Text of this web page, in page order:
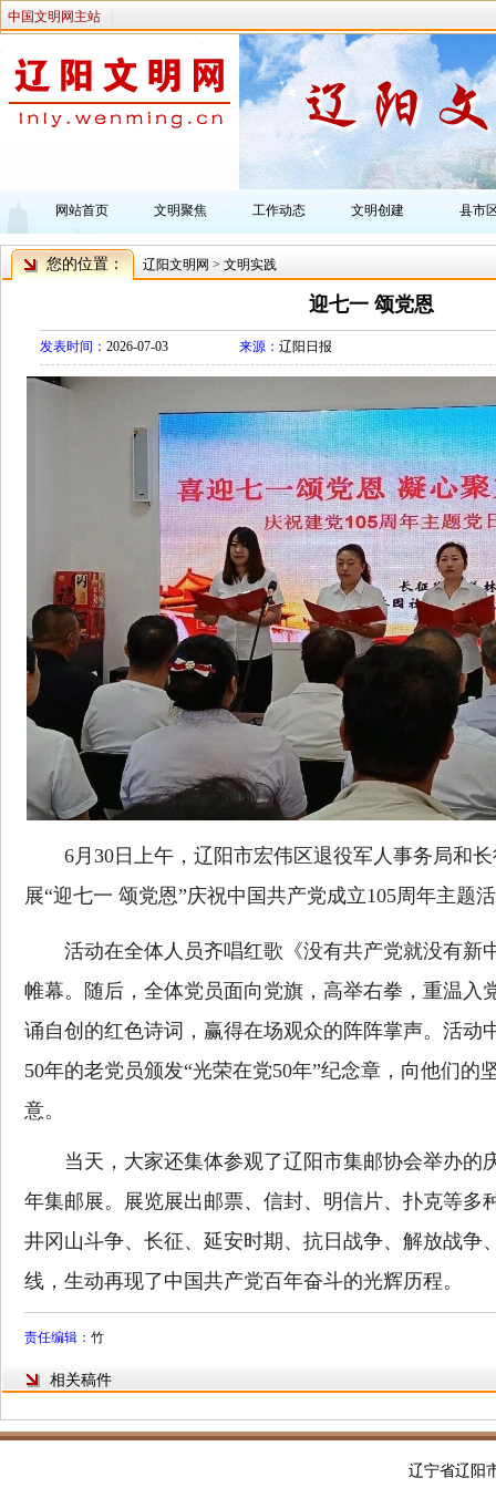
中国文明网主站
网站首页 文明聚焦 工作动态 文明创建 县市
您的位置： 辽阳文明网 > 文明实践
迎七一 颂党恩
发表时间： 2026-07-03 来源： 辽阳日报
6月30日上午，辽阳市宏伟区退役军人事务局和
展“迎七一 颂党恩”庆祝中国共产党成立105周年主题
活动在全体人员齐唱红歌《没有共产党就没有新
帷幕。随后，全体党员面向党旗，高举右拳，重温入
诵自创的红色诗词，赢得在场观众的阵阵掌声。活动
50年的老党员颁发“光荣在党50年”纪念章，向他们的
意。
当天，大家还集体参观了辽阳市集邮协会举办的
年集邮展。展览展出邮票、信封、明信片、扑克等多
井冈山斗争、长征、延安时期、抗日战争、解放战争
线，生动再现了中国共产党百年奋斗的光辉历程。
责任编辑： 竹
相关稿件
辽宁省辽阳